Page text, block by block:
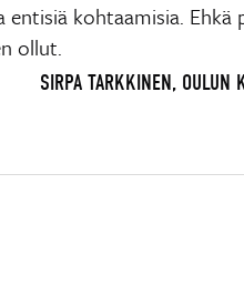
kohtaamisia. Ehkä
ollut.
SIRPA TARKKINEN, OULUN